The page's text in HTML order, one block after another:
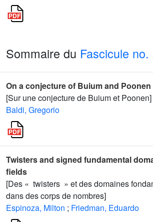
Sommaire du Fascicule no.
On a conjecture of Buium and Poonen
[Sur une conjecture de Buium et Poonen]
Baldi, Gregorio
Twisters and signed fundamental
fields
[Des « twisters » et des domaines
dans des corps de nombres]
Espinoza, Milton ; Friedman, Eduardo